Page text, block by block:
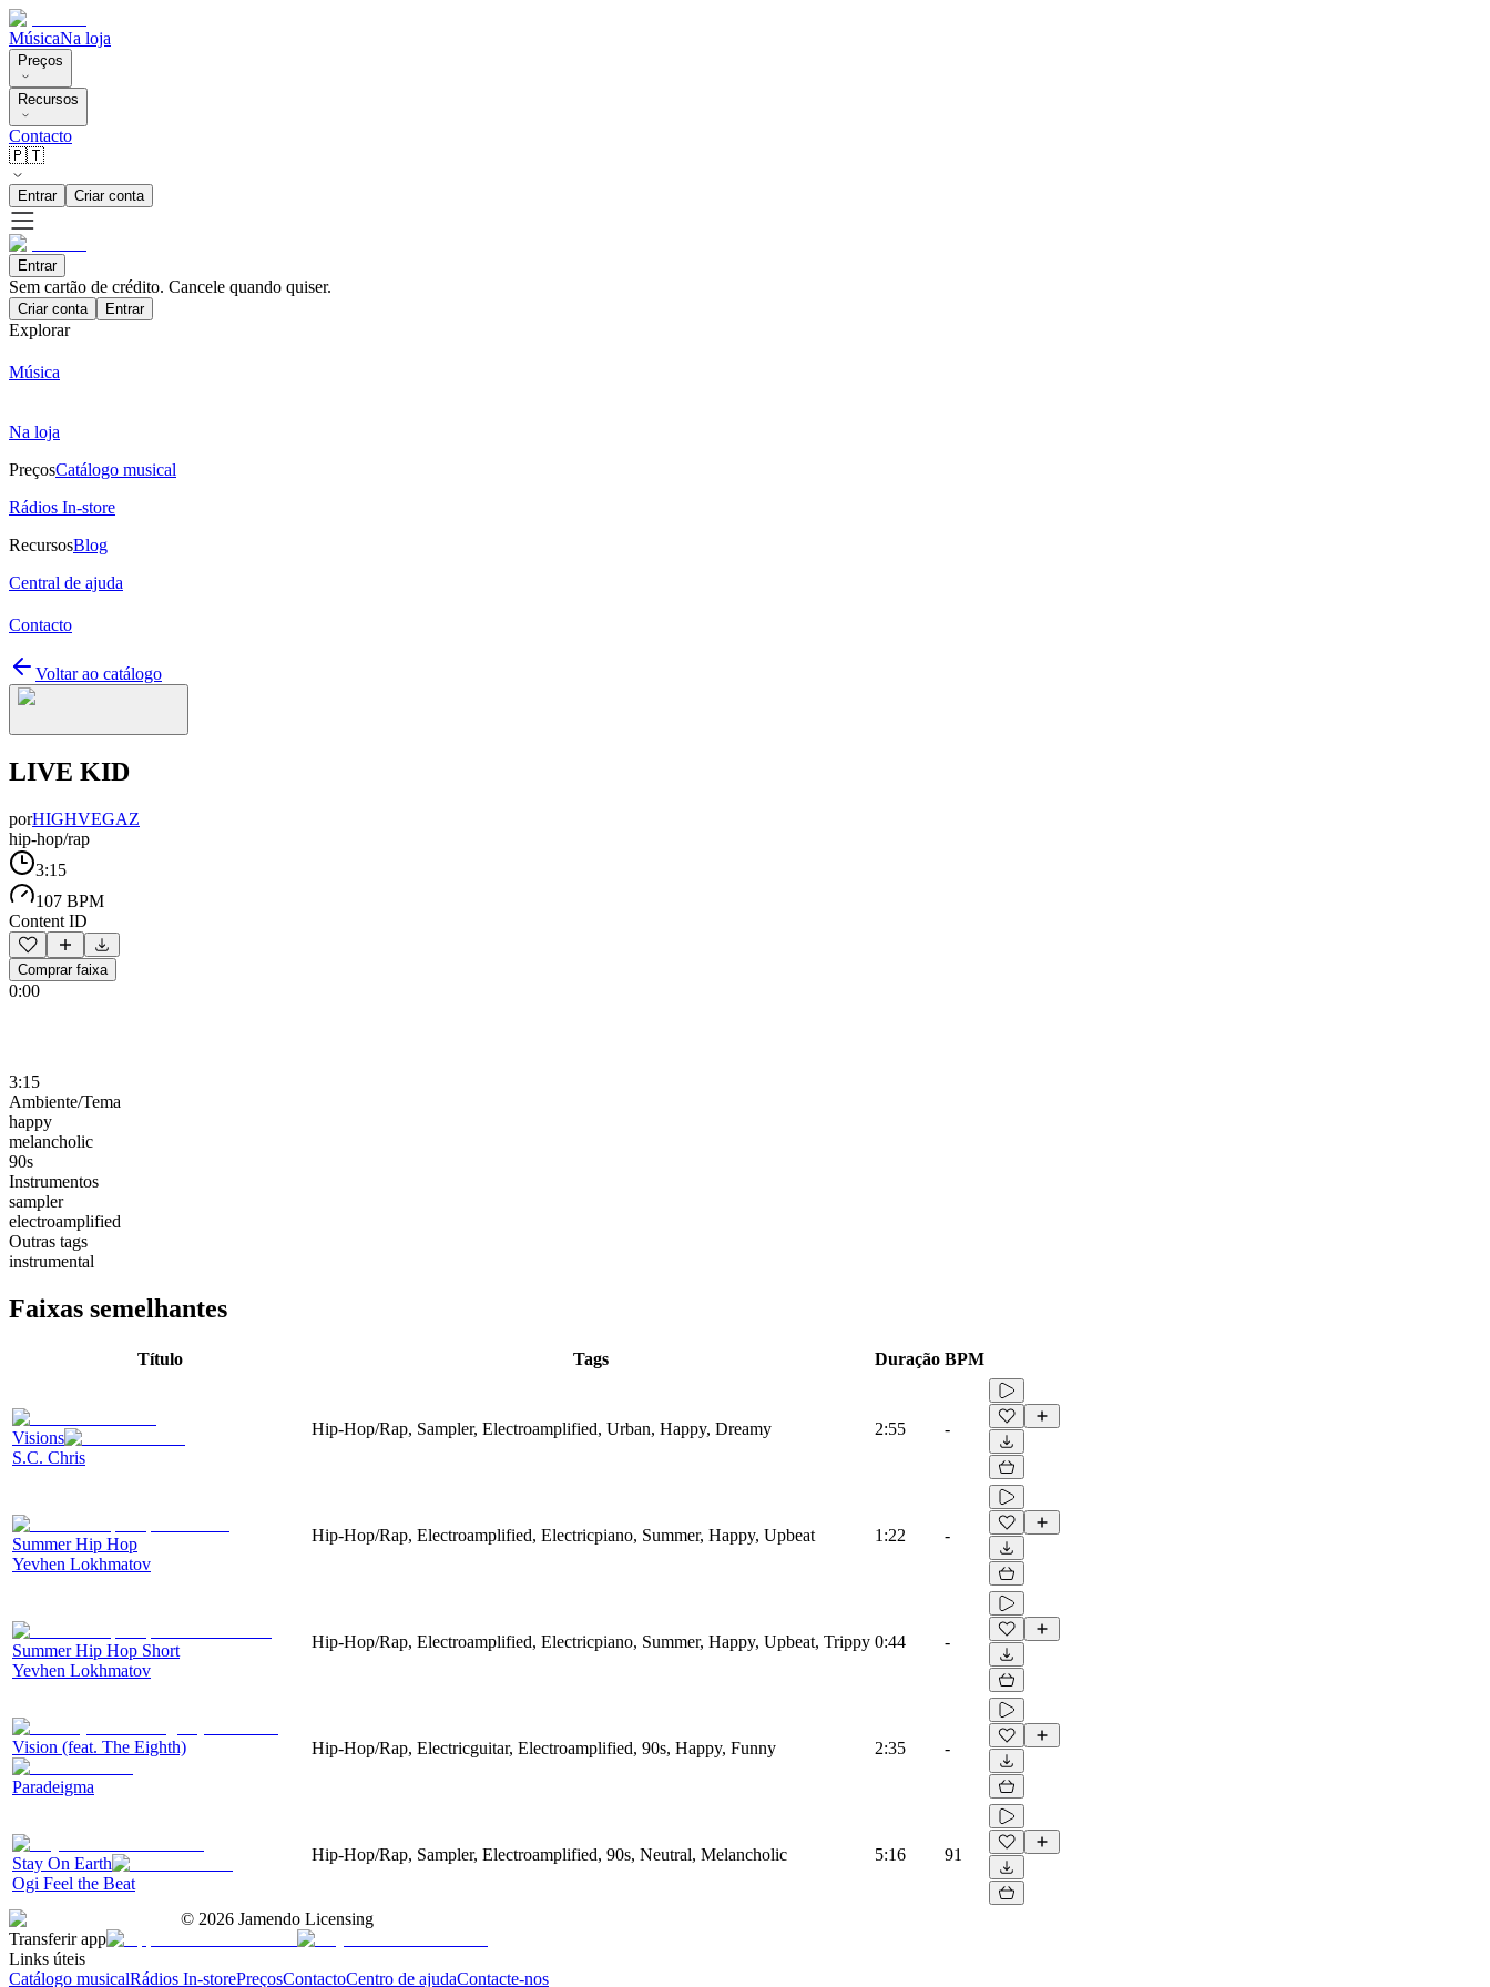
MúsicaNa loja
Preços
Recursos
Contacto
🇵🇹
Entrar Criar conta
Entrar
Sem cartão de crédito. Cancele quando quiser.
Criar conta Entrar
Explorar
Música
Na loja
PreçosCatálogo musical
Rádios In-store
RecursosBlog
Central de ajuda
Contacto
Voltar ao catálogo
LIVE KID
porHIGHVEGAZ
hip-hop/rap
3:15
107 BPM
Content ID
Comprar faixa
0:00
3:15
Ambiente/Tema
happy
melancholic
90s
Instrumentos
sampler
electroamplified
Outras tags
instrumental
Faixas semelhantes
Título Tags Duração BPM
Visions
S.C. Chris
Hip-Hop/Rap, Sampler, Electroamplified, Urban, Happy, Dreamy 2:55 -
Summer Hip Hop
Yevhen Lokhmatov
Hip-Hop/Rap, Electroamplified, Electricpiano, Summer, Happy, Upbeat 1:22 -
Summer Hip Hop Short
Yevhen Lokhmatov
Hip-Hop/Rap, Electroamplified, Electricpiano, Summer, Happy, Upbeat, Trippy 0:44 -
Vision (feat. The Eighth)
Paradeigma
Hip-Hop/Rap, Electricguitar, Electroamplified, 90s, Happy, Funny 2:35 -
Stay On Earth
Ogi Feel the Beat
Hip-Hop/Rap, Sampler, Electroamplified, 90s, Neutral, Melancholic 5:16 91
© 2026 Jamendo Licensing
Transferir app
Links úteis
Catálogo musicalRádios In-storePreçosContactoCentro de ajudaContacte-nos